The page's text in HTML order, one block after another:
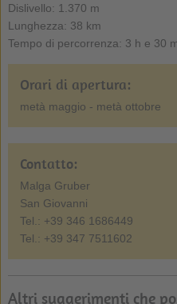
Dislivello: 1.370 m
Lunghezza: 38 km
Tempo di percorrenza: 3 h e 30
Orari di apertura:
metà maggio - metà ottobre
Contatto:
Malga Gruber
San Giovanni
Tel.: +39 346 1686449
Tel.: +39 347 7511602
Altri suggerimenti che